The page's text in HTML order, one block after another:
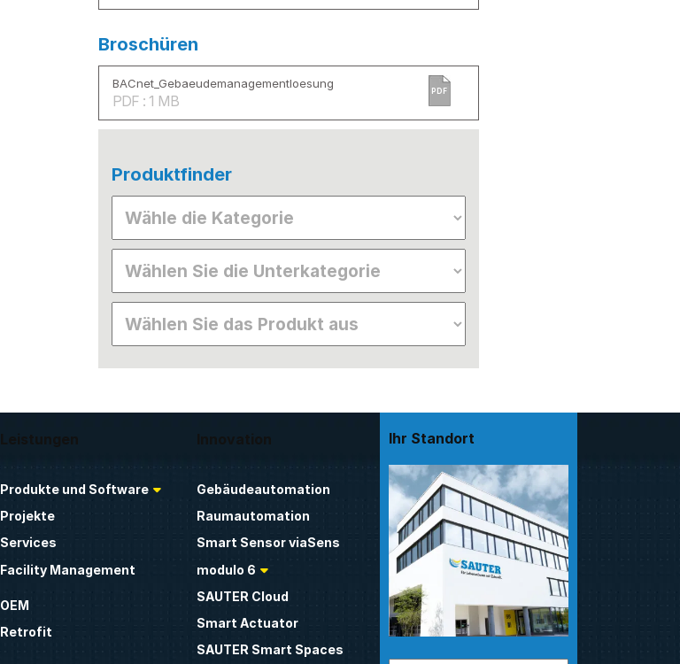
Broschüren
BACnet_Gebaeudemanagementloesung
PDF : 1 MB
PDF
Produktfinder
Leistungen
Produkte und Software
Projekte
Services
Facility Management
OEM
Retrofit
Innovation
Gebäudeautomation
Raumautomation
Smart Sensor viaSens
modulo 6
SAUTER Cloud
Smart Actuator
SAUTER Smart Spaces
Ihr Standort